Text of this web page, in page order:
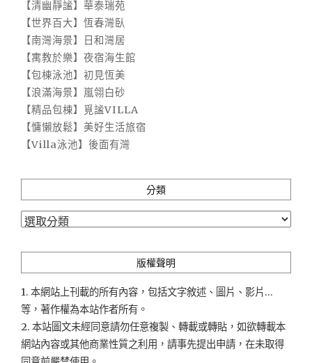
【清幽靜謐】華泰瑞苑
【世界百大】恆春灣臥
【南灣海景】日和灣居
【寓教於樂】夜宿海生館
【包棟泳池】初見恆美
【浪滿海景】嵐翎白砂
【精品包棟】覓謐VILLA
【慵懶放鬆】美好生活旅宿
【Villa泳池】後面有灣
分類
分
版權聲明
1. 本網站上刊載的所有內容，包括文字敘述、圖片、影片...
等，著作權為本站作者所有。
2. 本站圖文未經同意請勿任意複製、轉載或轉貼，如欲轉載本
網站內容或其他商業性質之利用，請事先提出申請，在未取得